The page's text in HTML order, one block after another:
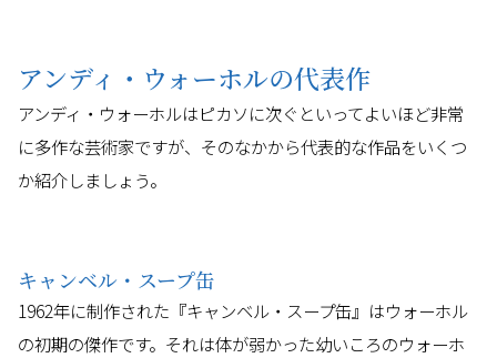
アンディ・ウォーホルの代表作
アンディ・ウォーホルはピカソに次ぐといってよいほど非常
に多作な芸術家ですが、そのなかから代表的な作品をいくつ
か紹介しましょう。
キャンベル・スープ缶
1962年に制作された『キャンベル・スープ缶』はウォーホル
の初期の傑作です。それは体が弱かった幼いころのウォーホ